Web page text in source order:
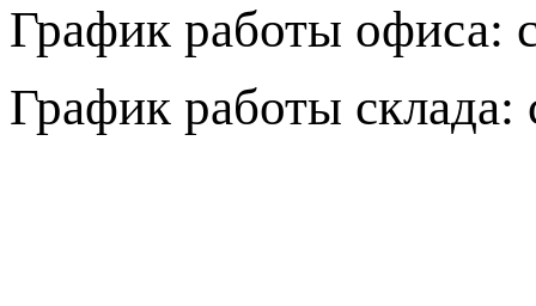
График работы офиса:
График работы